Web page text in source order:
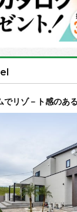
でリゾ－ト感のあ